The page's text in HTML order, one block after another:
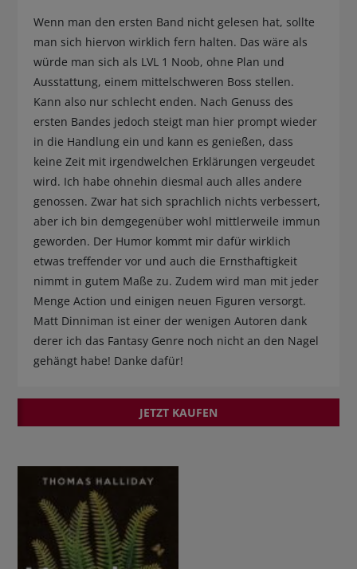
Wenn man den ersten Band nicht gelesen hat, sollte
man sich hiervon wirklich fern halten. Das wäre als
würde man sich als LVL 1 Noob, ohne Plan und
Ausstattung, einem mittelschweren Boss stellen.
Kann also nur schlecht enden. Nach Genuss des
ersten Bandes jedoch steigt man hier prompt wieder
in die Handlung ein und kann es genießen, dass
keine Zeit mit irgendwelchen Erklärungen vergeudet
wird. Ich habe ohnehin diesmal auch alles andere
genossen. Zwar hat sich sprachlich nichts verbessert,
aber ich bin demgegenüber wohl mittlerweile immun
geworden. Der Humor kommt mir dafür wirklich
etwas treffender vor und auch die Ernsthaftigkeit
nimmt in gutem Maße zu. Zudem wird man mit jeder
Menge Action und einigen neuen Figuren versorgt.
Matt Dinniman ist einer der wenigen Autoren dank
derer ich das Fantasy Genre noch nicht an den Nagel
gehängt habe! Danke dafür!
JETZT KAUFEN